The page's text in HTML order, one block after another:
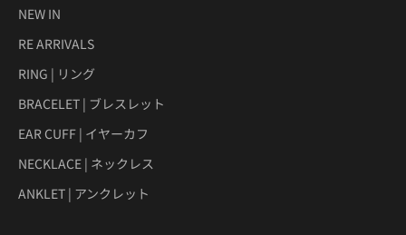
NEW IN
RE ARRIVALS
RING | リング
BRACELET | ブレスレット
EAR CUFF | イヤーカフ
NECKLACE | ネックレス
ANKLET | アンクレット